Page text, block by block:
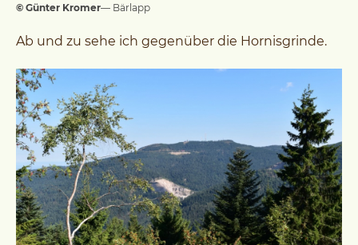
© Günter Kromer— Bärlapp
Ab und zu sehe ich gegenüber die Hornisgrinde.